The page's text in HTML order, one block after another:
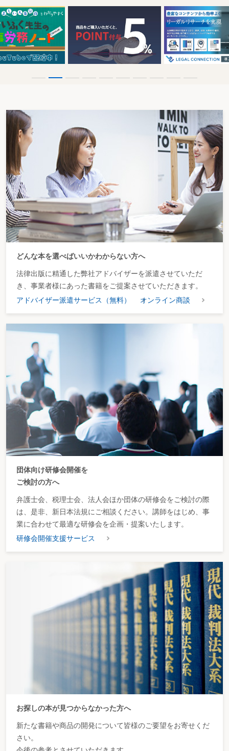
どんな本を選べばいいかわからない方へ
法律出版に精通した弊社アドバイザーを派遣させていただ
き、事業者様にあった書籍をご提案させていただきます。
アドバイザー派遣サービス（無料）
オンライン商談
団体向け研修会開催を
ご検討の方へ
弁護士会、税理士会、法人会ほか団体の研修会をご検討の際
は、是非、新日本法規にご相談ください。講師をはじめ、事
業に合わせて最適な研修会を企画・提案いたします。
研修会開催支援サービス
お探しの本が見つからなかった方へ
新たな書籍や商品の開発について皆様のご要望をお寄せくだ
さい。